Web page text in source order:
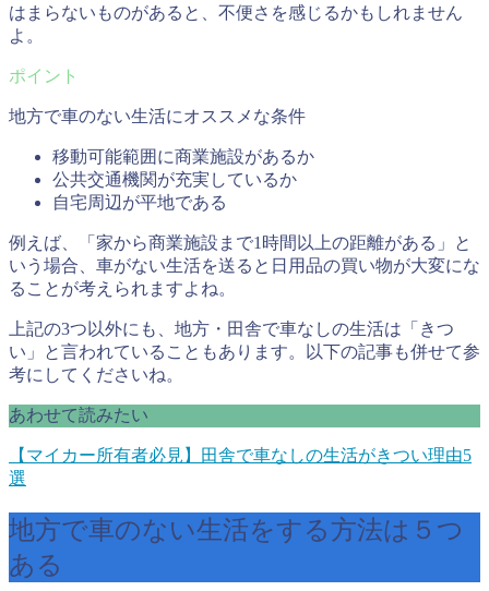
はまらないものがあると、不便さを感じるかもしれません
よ。
地方で車のない生活にオススメな条件
移動可能範囲に商業施設があるか
公共交通機関が充実しているか
自宅周辺が平地である
例えば、「家から商業施設まで1時間以上の距離がある」と
いう場合、車がない生活を送ると日用品の買い物が大変にな
ることが考えられますよね。
上記の3つ以外にも、地方・田舎で車なしの生活は「きつ
い」と言われていることもあります。以下の記事も併せて参
考にしてくださいね。
あわせて読みたい
【マイカー所有者必見】田舎で車なしの生活がきつい理由5
選
地方で車のない生活をする方法は５つ
ある